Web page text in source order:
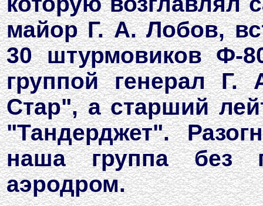
майор Г. А. Лобов,
30 штурмовиков Ф-
группой генерал
Стар", а старший
"Тандерджет".
наша группа без
аэродром.